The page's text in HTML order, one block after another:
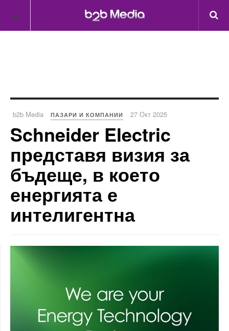
b2b Media ПАЗАРИ И КОМПАНИИ 27 Окт 2025
Schneider Electric
представя визия за
бъдеще, в което
енергията е
интелигентна